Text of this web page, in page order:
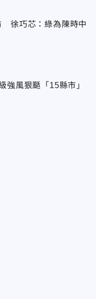
徐巧芯：綠為陳時中
強風狠颳「15縣市」